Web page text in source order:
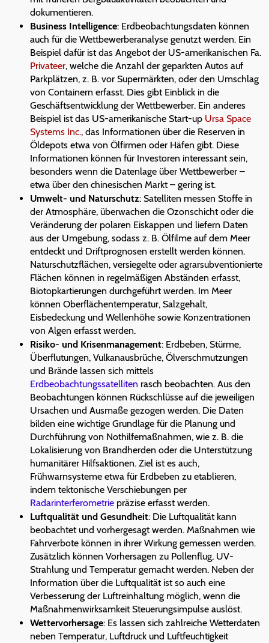
dokumentieren.
Business Intelligence: Erdbeobachtungsdaten können
auch für die Wettbewerberanalyse genutzt werden. Ein
Beispiel dafür ist das Angebot der US-amerikanischen Fa.
Privateer, welche die Anzahl der geparkten Autos auf
Parkplätzen, z. B. vor Supermärkten, oder den Umschlag
von Containern erfasst. Dies gibt Einblick in die
Geschäftsentwicklung der Wettbewerber. Ein anderes
Beispiel ist das US-amerikanische Start-up Ursa Space
Systems Inc., das Informationen über die Reserven in
Öldepots etwa von Ölfirmen oder Häfen gibt. Diese
Informationen können für Investoren interessant sein,
besonders wenn die Datenlage über Wettbewerber –
etwa über den chinesischen Markt – gering ist.
Umwelt- und Naturschutz: Satelliten messen Stoffe in
der Atmosphäre, überwachen die Ozonschicht oder die
Veränderung der polaren Eiskappen und liefern Daten
aus der Umgebung, sodass z. B. Ölfilme auf dem Meer
entdeckt und Driftprognosen erstellt werden können.
Naturschutzflächen, versiegelte oder agrarsubventionierte
Flächen können in regelmäßigen Abständen erfasst,
Biotopkartierungen durchgeführt werden. Im Meer
können Oberflächentemperatur, Salzgehalt,
Eisbedeckung und Wellenhöhe sowie Konzentrationen
von Algen erfasst werden.
Risiko- und Krisenmanagement: Erdbeben, Stürme,
Überflutungen, Vulkanausbrüche, Ölverschmutzungen
und Brände lassen sich mittels
Erdbeobachtungssatelliten rasch beobachten. Aus den
Beobachtungen können Rückschlüsse auf die jeweiligen
Ursachen und Ausmaße gezogen werden. Die Daten
bilden eine wichtige Grundlage für die Planung und
Durchführung von Nothilfemaßnahmen, wie z. B. die
Lokalisierung von Brandherden oder die Unterstützung
humanitärer Hilfsaktionen. Ziel ist es auch,
Frühwarnsysteme etwa für Erdbeben zu etablieren,
indem tektonische Verschiebungen per
Radarinterferometrie präzise erfasst werden.
Luftqualität und Gesundheit: Die Luftqualität kann
beobachtet und vorhergesagt werden. Maßnahmen wie
Fahrverbote können in ihrer Wirkung gemessen werden.
Zusätzlich können Vorhersagen zu Pollenflug, UV-
Strahlung und Temperatur gemacht werden. Neben der
Information über die Luftqualität ist so auch eine
Verbesserung der Luftreinhaltung möglich, wenn die
Maßnahmenwirksamkeit Steuerungsimpulse auslöst.
Wettervorhersage: Es lassen sich zahlreiche Wetterdaten
neben Temperatur, Luftdruck und Luftfeuchtigkeit